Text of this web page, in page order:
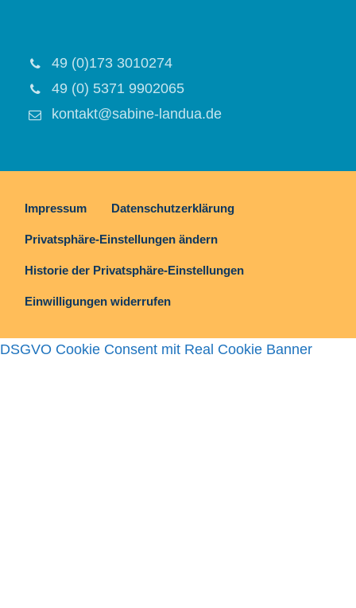
49 (0)173 3010274
49 (0) 5371 9902065
kontakt@sabine-landua.de
Impressum Datenschutzerklärung
Privatsphäre-Einstellungen ändern
Historie der Privatsphäre-Einstellungen
Einwilligungen widerrufen
DSGVO Cookie Consent mit Real Cookie Banner